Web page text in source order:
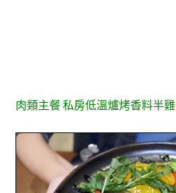
肉類主餐 私房低溫爐烤香料半雞